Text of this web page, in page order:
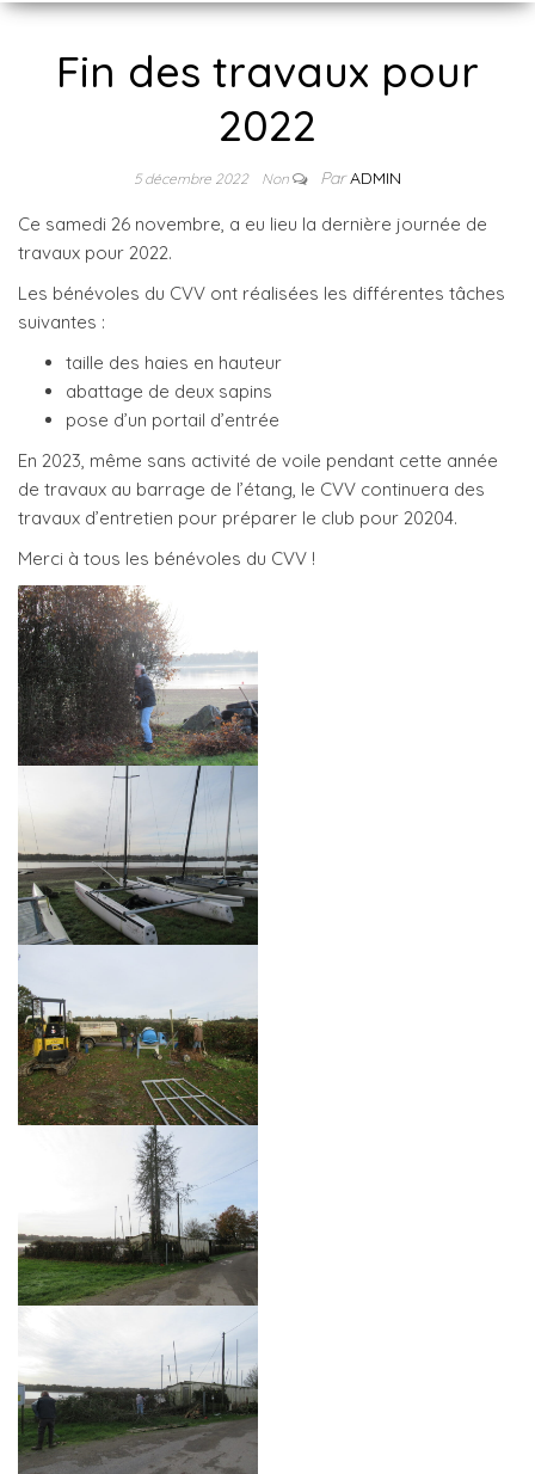
Fin des travaux pour
2022
5 décembre 2022 Non ParADMIN
Ce samedi 26 novembre, a eu lieu la dernière journée de
travaux pour 2022.
Les bénévoles du CVV ont réalisées les différentes tâches
suivantes :
taille des haies en hauteur
abattage de deux sapins
pose d’un portail d’entrée
En 2023, même sans activité de voile pendant cette année
de travaux au barrage de l’étang, le CVV continuera des
travaux d’entretien pour préparer le club pour 20204.
Merci à tous les bénévoles du CVV !